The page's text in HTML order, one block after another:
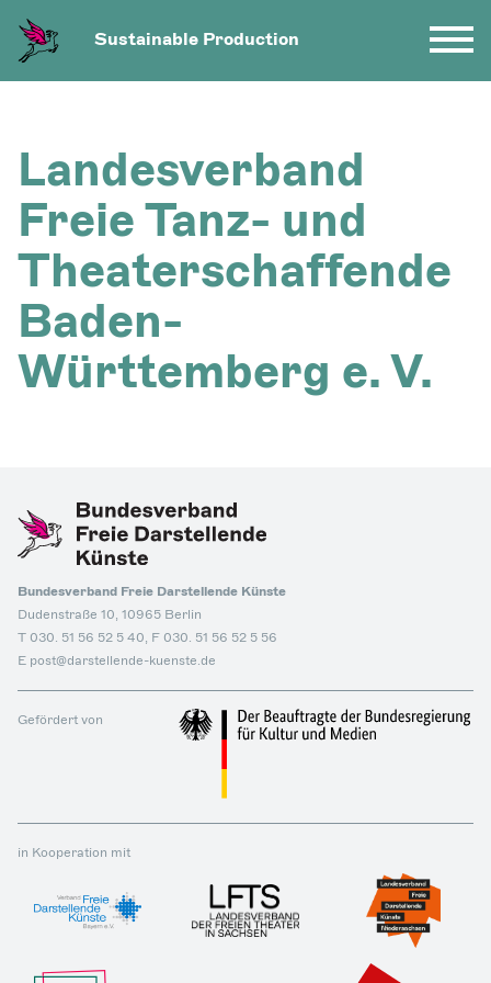
Sustainable Production
Landesverband
Freie Tanz- und
Theaterschaffende
Baden-
Württemberg e. V.
Bundesverband Freie Darstellende Künste
Dudenstraße 10, 10965 Berlin
T 030. 51 56 52 5 40, F 030. 51 56 52 5 56
E post@darstellende-kuenste.de
Gefördert von
in Kooperation mit